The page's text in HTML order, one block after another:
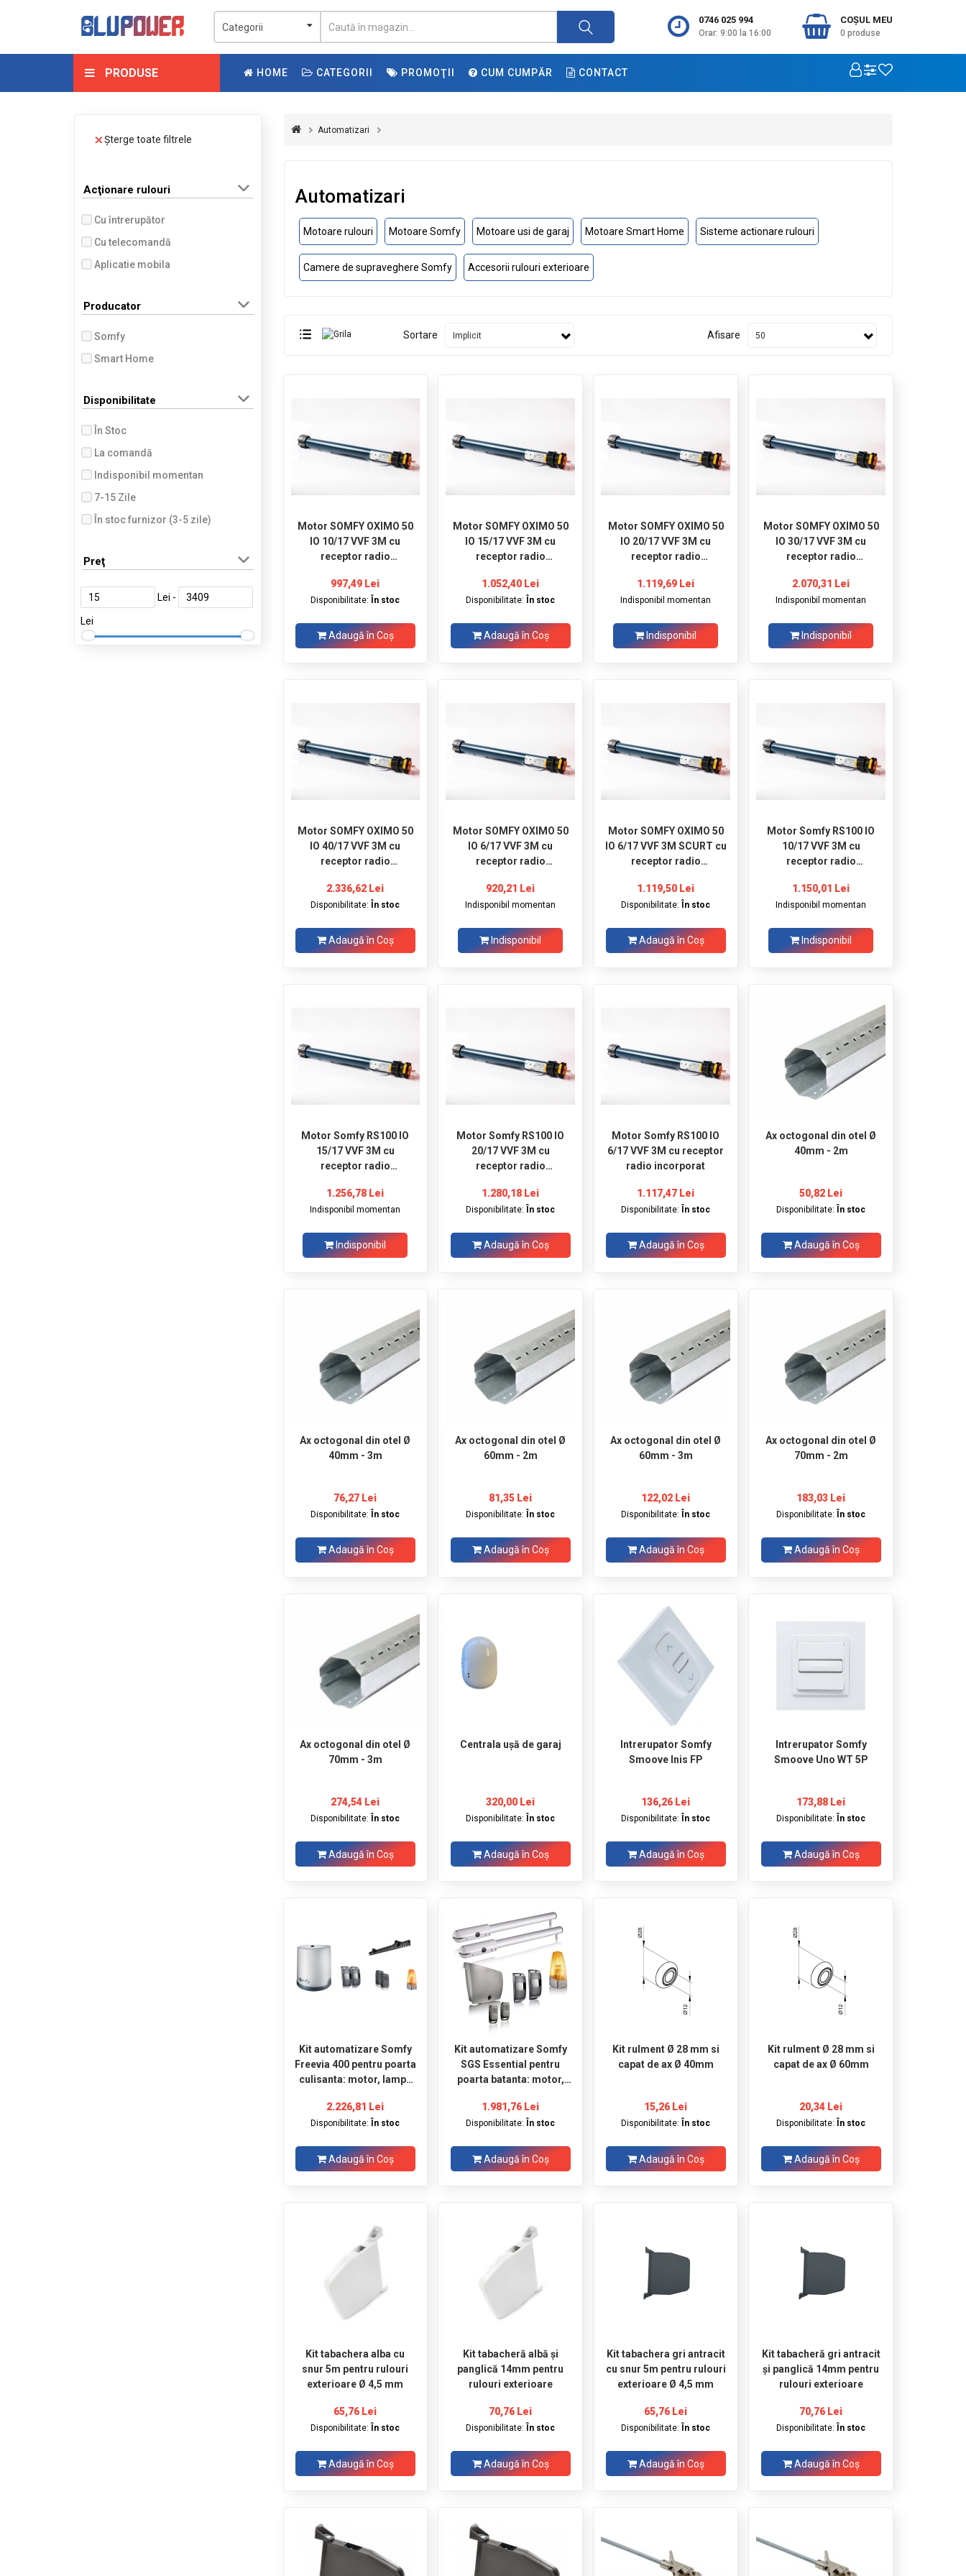
0746 025 994
Orar: 9:00 la 16:00
COŞUL MEU
0 produse
PRODUSE HOME CATEGORII PROMOŢII CUM CUMPĂR CONTACT
Șterge toate filtrele
Acţionare rulouri
Cu întrerupător
Cu telecomandă
Aplicatie mobila
Producator
Somfy
Smart Home
Disponibilitate
În Stoc
La comandă
Indisponibil momentan
7-15 Zile
În stoc furnizor (3-5 zile)
Livrare in 15 zile
Preţ
Lei -
Lei
Automatizari
Automatizari
Motoare rulouri Motoare Somfy Motoare usi de garaj Motoare Smart Home Sisteme actionare rulouri
Camere de supraveghere Somfy Accesorii rulouri exterioare
Sortare Afisare
Motor SOMFY OXIMO 50
IO 10/17 VVF 3M cu
receptor radio
997,49 Lei
Disponibilitate: În stoc
Adaugă în Coş
Motor SOMFY OXIMO 50
IO 15/17 VVF 3M cu
receptor radio
1.052,40 Lei
Disponibilitate: În stoc
Adaugă în Coş
Motor SOMFY OXIMO 50
IO 20/17 VVF 3M cu
receptor radio
1.119,69 Lei
Indisponibil momentan
Indisponibil
Motor SOMFY OXIMO 50
IO 30/17 VVF 3M cu
receptor radio
2.070,31 Lei
Indisponibil momentan
Indisponibil
Motor SOMFY OXIMO 50
IO 40/17 VVF 3M cu
receptor radio
2.336,62 Lei
Disponibilitate: În stoc
Adaugă în Coş
Motor SOMFY OXIMO 50
IO 6/17 VVF 3M cu
receptor radio
920,21 Lei
Indisponibil momentan
Indisponibil
Motor SOMFY OXIMO 50
IO 6/17 VVF 3M SCURT cu
receptor radio
1.119,50 Lei
Disponibilitate: În stoc
Adaugă în Coş
Motor Somfy RS100 IO
10/17 VVF 3M cu
receptor radio
1.150,01 Lei
Indisponibil momentan
Indisponibil
Motor Somfy RS100 IO
15/17 VVF 3M cu
receptor radio
1.256,78 Lei
Indisponibil momentan
Indisponibil
Motor Somfy RS100 IO
20/17 VVF 3M cu
receptor radio
1.280,18 Lei
Disponibilitate: În stoc
Adaugă în Coş
Motor Somfy RS100 IO
6/17 VVF 3M cu receptor
radio incorporat
1.117,47 Lei
Disponibilitate: În stoc
Adaugă în Coş
Ax octogonal din otel Ø
40mm - 2m
50,82 Lei
Disponibilitate: În stoc
Adaugă în Coş
Ax octogonal din otel Ø
40mm - 3m
76,27 Lei
Disponibilitate: În stoc
Adaugă în Coş
Ax octogonal din otel Ø
60mm - 2m
81,35 Lei
Disponibilitate: În stoc
Adaugă în Coş
Ax octogonal din otel Ø
60mm - 3m
122,02 Lei
Disponibilitate: În stoc
Adaugă în Coş
Ax octogonal din otel Ø
70mm - 2m
183,03 Lei
Disponibilitate: În stoc
Adaugă în Coş
Ax octogonal din otel Ø
70mm - 3m
274,54 Lei
Disponibilitate: În stoc
Adaugă în Coş
Centrala ușă de garaj
320,00 Lei
Disponibilitate: În stoc
Adaugă în Coş
Intrerupator Somfy
Smoove Inis FP
136,26 Lei
Disponibilitate: În stoc
Adaugă în Coş
Intrerupator Somfy
Smoove Uno WT 5P
173,88 Lei
Disponibilitate: În stoc
Adaugă în Coş
Kit automatizare Somfy
Freevia 400 pentru poarta
culisanta: motor, lampa
fotocelule si telecomenzi
2.226,81 Lei
Disponibilitate: În stoc
Adaugă în Coş
Kit automatizare Somfy
SGS Essential pentru
poarta batanta: motor,
fotocelule si telecomenzi
1.981,76 Lei
Disponibilitate: În stoc
Adaugă în Coş
Kit rulment Ø 28 mm si
capat de ax Ø 40mm
15,26 Lei
Disponibilitate: În stoc
Adaugă în Coş
Kit rulment Ø 28 mm si
capat de ax Ø 60mm
20,34 Lei
Disponibilitate: În stoc
Adaugă în Coş
Kit tabachera alba cu
snur 5m pentru rulouri
exterioare Ø 4,5 mm
65,76 Lei
Disponibilitate: În stoc
Adaugă în Coş
Kit tabacheră albă şi
panglică 14mm pentru
rulouri exterioare
70,76 Lei
Disponibilitate: În stoc
Adaugă în Coş
Kit tabachera gri antracit
cu snur 5m pentru rulouri
exterioare Ø 4,5 mm
65,76 Lei
Disponibilitate: În stoc
Adaugă în Coş
Kit tabacheră gri antracit
şi panglică 14mm pentru
rulouri exterioare
70,76 Lei
Disponibilitate: În stoc
Adaugă în Coş